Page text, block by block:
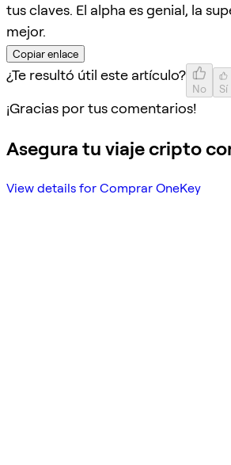
tus claves. El alpha es genial, la
mejor.
Copiar enlace
¿Te resultó útil este artículo?
No Sí
¡Gracias por tus comentarios!
Asegura tu viaje cripto
View details for Comprar OneKey